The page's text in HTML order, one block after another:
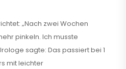
„Nach zwei Wochen
pinkeln. Ich musste
sagte: Das passiert bei 1
mit leichter